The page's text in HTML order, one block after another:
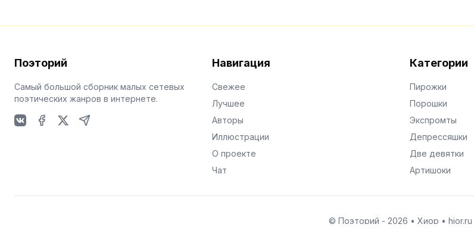
Поэторий
Самый большой сборник малых сетевых
поэтических жанров в интернете.
Навигация
Свежее
Лучшее
Авторы
Иллюстрации
О проекте
Чат
Категории
Пирожки
Порошки
Экспромты
Депрессяшки
Две девятки
Артишоки
© Поэторий - 2026 • Хиор • hior.ru